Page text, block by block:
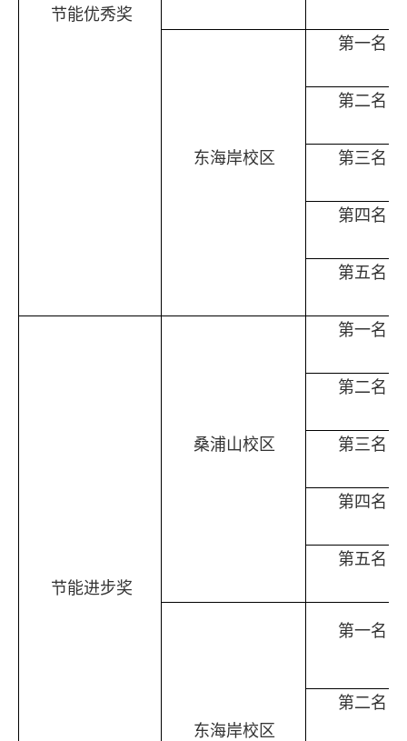
节能优秀奖
东海岸校区
第一名
第二名
第三名
第四名
第五名
节能进步奖
桑浦山校区
第一名
第二名
第三名
第四名
第五名
东海岸校区
第一名
第二名